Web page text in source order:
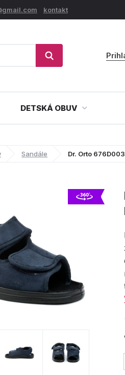
kontakt
DETSKÁ OBUV
Sandále Dr. Orto